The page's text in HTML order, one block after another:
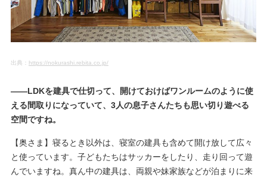
出典： https://nokurashi.rebita.co.jp/
――LDKを建具で仕切って、開けておけばワンルームのように使
える間取りになっていて、3人の息子さんたちも思い切り遊べる
空間ですね。
【奥さま】寝るとき以外は、寝室の建具も含めて開け放して広々
と使っています。子どもたちはサッカーをしたり、走り回って遊
んでいますね。真ん中の建具は、両親や妹家族などが泊まりに来